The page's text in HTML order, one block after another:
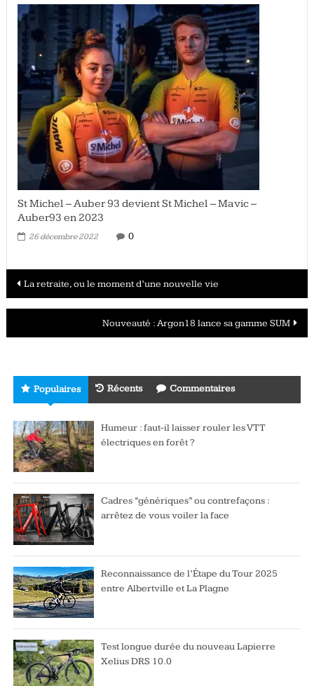
St Michel – Auber 93 devient St Michel – Mavic –
Auber93 en 2023
26 décembre 2022 0
Navigation
des
articles
La retraite, ou le moment d’une nouvelle vie
Nouveauté : Argon18 lance sa gamme SUM
Populaires Récents Commentaires
Humeur : faut-il laisser rouler les VTT
électriques en forêt ?
Cadres “génériques” ou contrefaçons :
arrêtez de vous voiler la face
Reconnaissance de l’Étape du Tour 2025
entre Albertville et La Plagne
Test longue durée du nouveau Lapierre
Xelius DRS 10.0